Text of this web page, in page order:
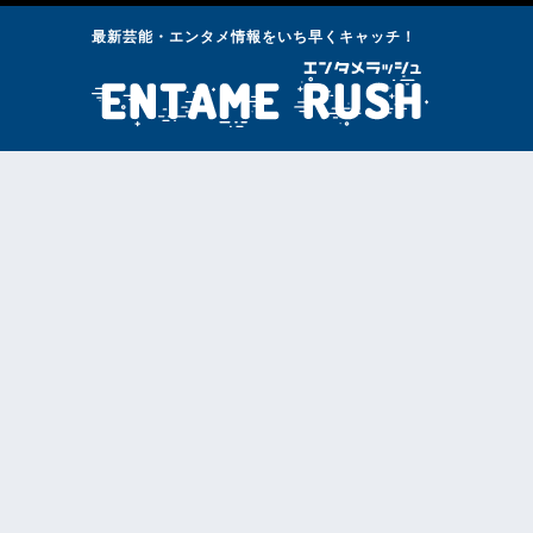
最新芸能・エンタメ情報をいち早くキャッチ！